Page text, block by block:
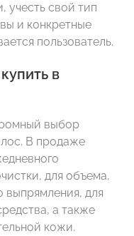
учесть свой тип
и конкретные
пользователь.
в
выбор
В продаже
для объема,
выпрямления, для
а также
кожи.